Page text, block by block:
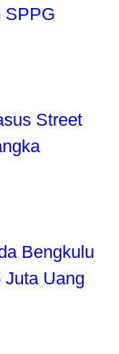
SPPG
Street
Bengkulu
Juta Uang